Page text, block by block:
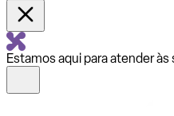
Estamos aqui para atender